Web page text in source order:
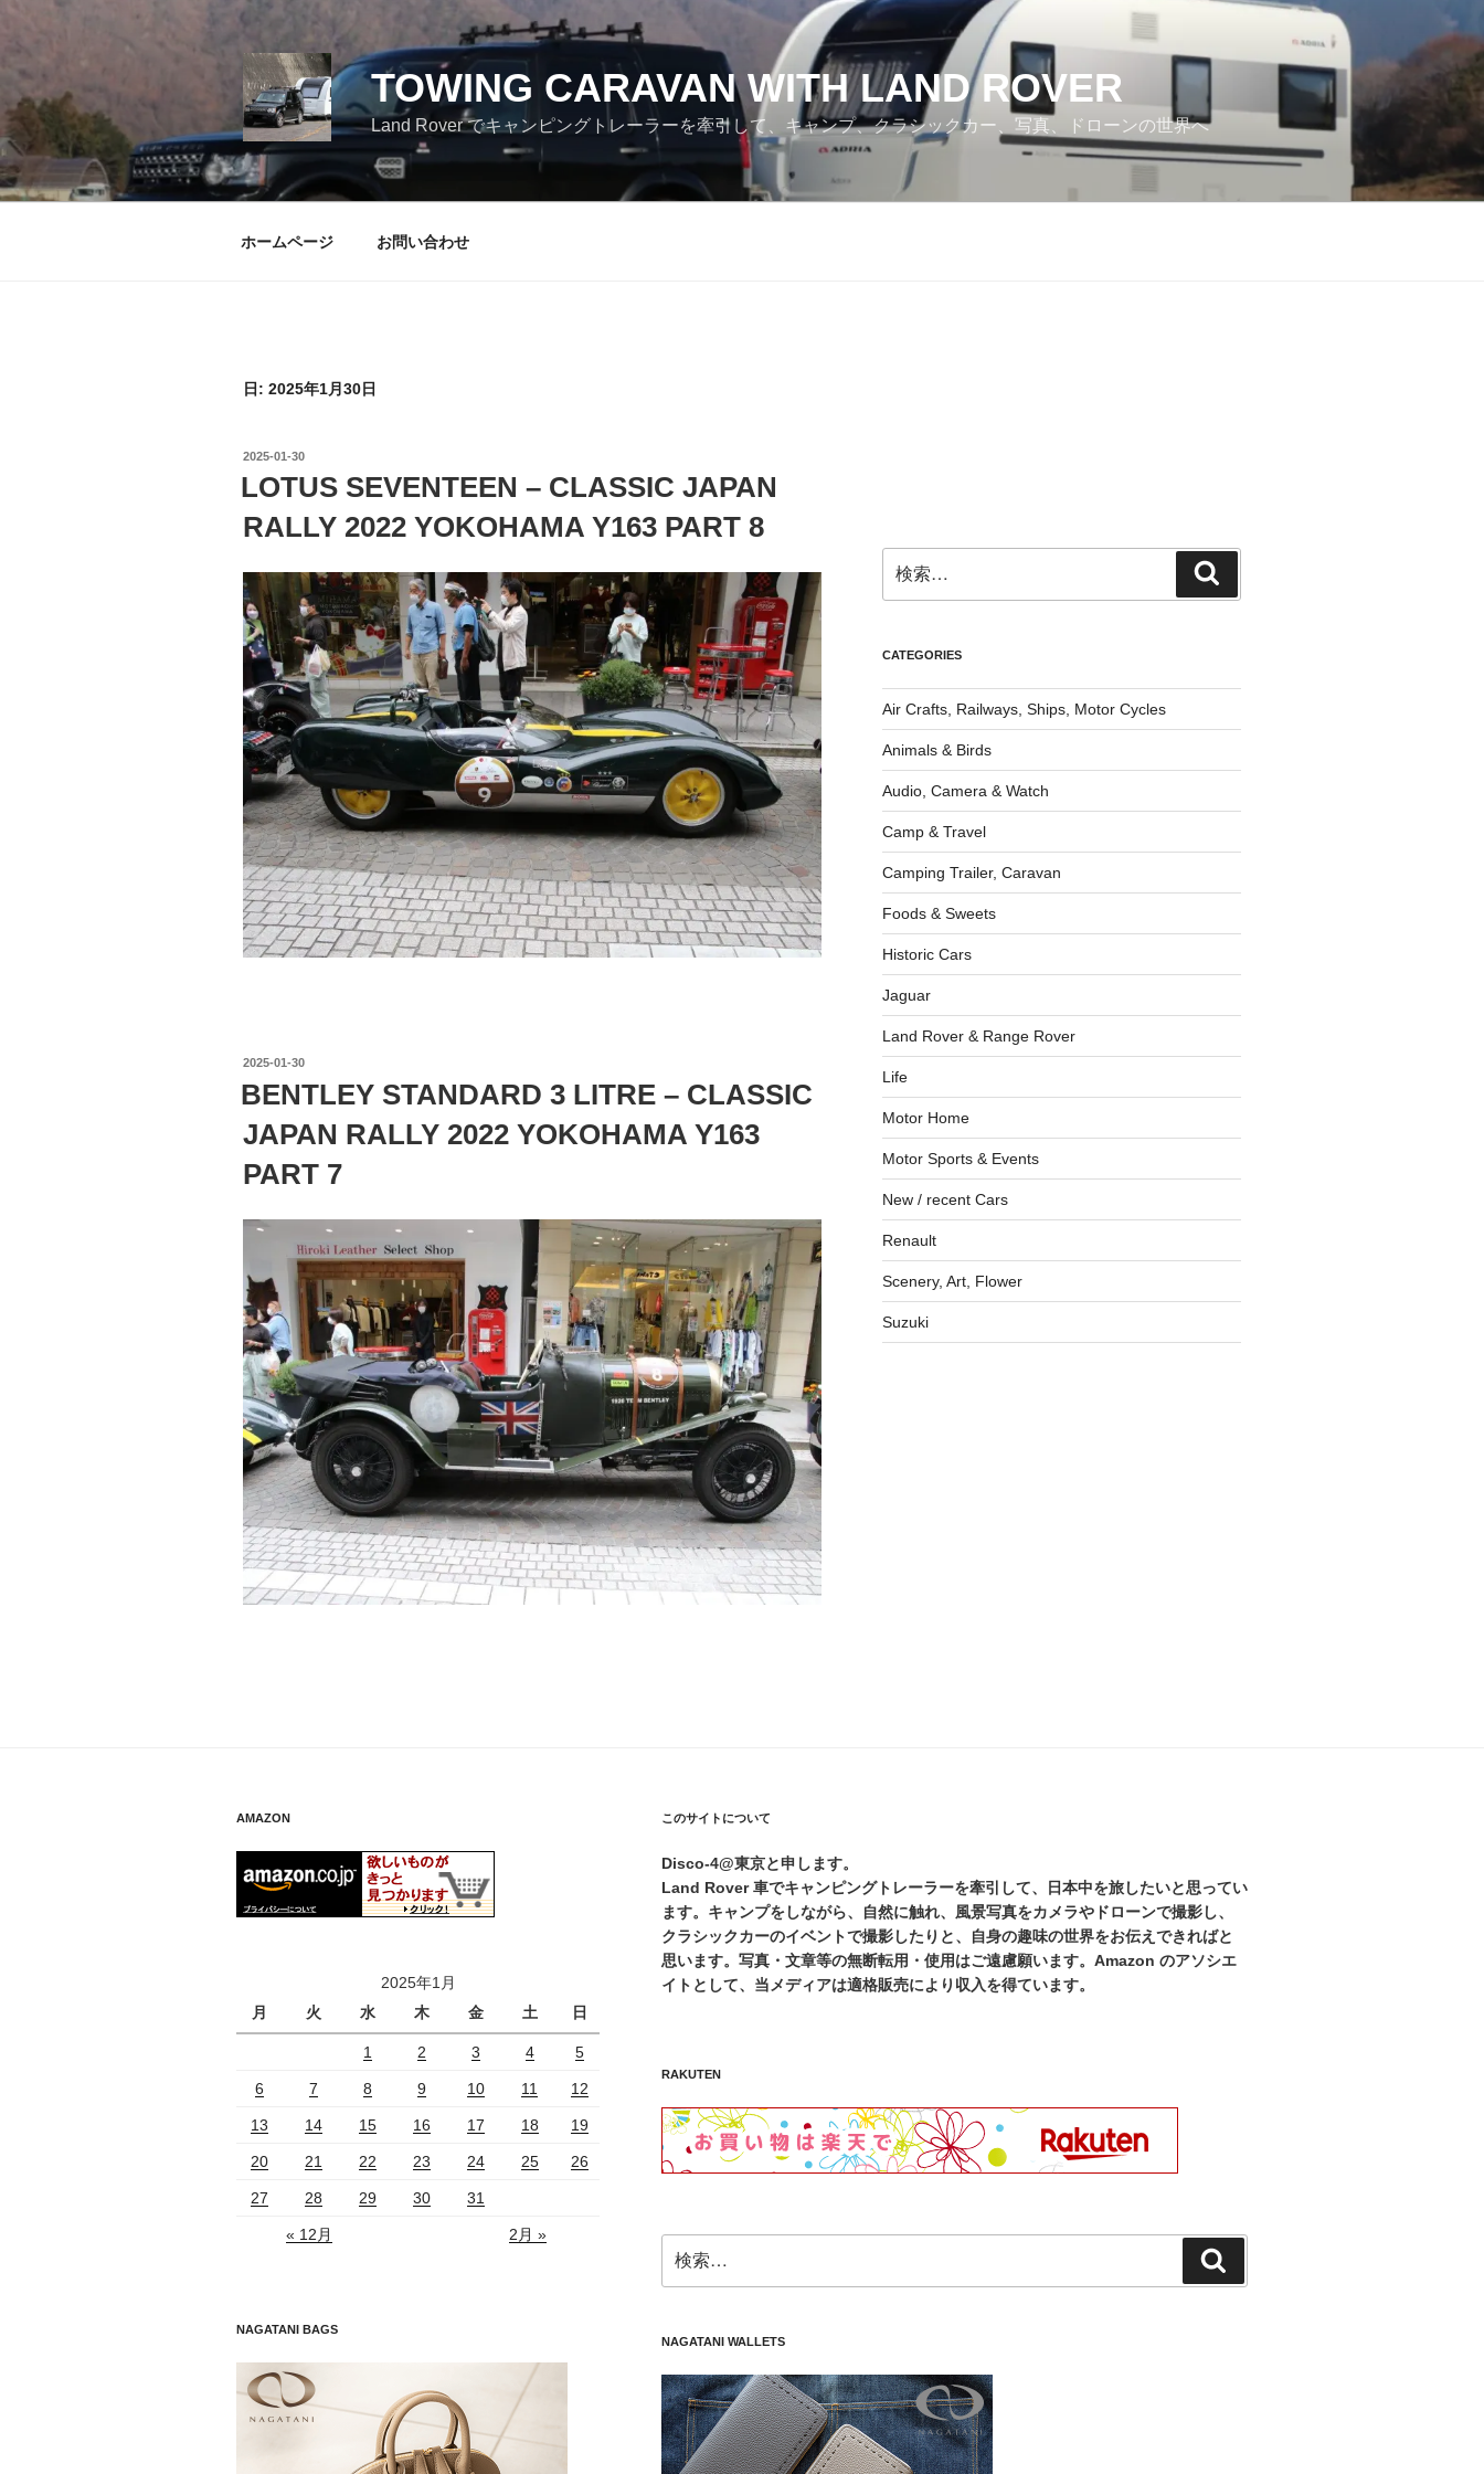
へ
ス
キ
TOWING CARAVAN WITH LAND ROVER
Land Rover でキャンピングトレーラーを牽引して、キャンプ、クラシックカー、写真、ドローンの世界へ
ホームページ お問い合わせ
日: 2025年1月30日
投
2025-01-30
LOTUS SEVENTEEN – CLASSIC JAPAN
RALLY 2022 YOKOHAMA Y163 PART 8
投
日:
2025-01-30
BENTLEY STANDARD 3 LITRE – CLASSIC
JAPAN RALLY 2022 YOKOHAMA Y163
PART 7
索:
索
CATEGORIES
Air Crafts, Railways, Ships, Motor Cycles
Animals & Birds
Audio, Camera & Watch
Camp & Travel
Camping Trailer, Caravan
Foods & Sweets
Historic Cars
Jaguar
Land Rover & Range Rover
Life
Motor Home
Motor Sports & Events
New / recent Cars
Renault
Scenery, Art, Flower
Suzuki
AMAZON
2025年1月
月
火 水 木 金 土 日
1 2 3 4 5
6 7 8 9 10 11 12
13 14 15 16 17 18 19
20 21 22 23 24 25 26
27 28 29 30 31
« 12月 2月 »
NAGATANI BAGS
このサイトについて
Disco-4@東京と申します。
Land Rover 車でキャンピングトレーラーを牽引して、日本中を旅したいと思ってい
ます。キャンプをしながら、自然に触れ、風景写真をカメラやドローンで撮影し、
クラシックカーのイベントで撮影したりと、自身の趣味の世界をお伝えできればと
思います。写真・文章等の無断転用・使用はご遠慮願います。Amazon のアソシエ
イトとして、当メディアは適格販売により収入を得ています。
RAKUTEN
索:
索
NAGATANI WALLETS